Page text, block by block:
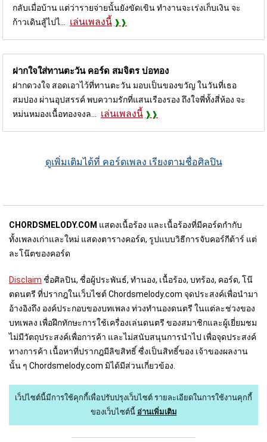
กลับเมื่อบ้าน แต่ว่ารายจ่ายนั้นยังขัดเขิน ทำงานจะเร่งเก็บเงิน จะ
ก้าวเดินสู้ไปไ... เล่นเพลงนี้
ฝากใจใส่ทานตะวัน คอร์ด สมจิตร บ่อทอง
ฝากดวงใจ สอดเอาไว้ที่ทานตะวัน มอบเป็นของขวัญ ในวันที่เธอ
สมปอง ผ่านอุปสรรค์ พบความรักที่แสนเรืองรอง ถึงใจพี่ทั้งสี่ห้อง จะ
หม่นหมองเนื้อทองจงล... เล่นเพลงนี้
ดูเพิ่มเติมได้ที่ คอร์ดเพลง เรียงตามชื่อศิลปิน
CHORDSMELODY.COM แสดงเนื้อร้อง และเนื้อร้องที่มีคอร์ดกำกับ
ทั้งเพลงเก่าและใหม่ แสดงตารางคอร์ด, รูปแบบวิธีการจับคอร์กีต้าร์ แต่
ละโน๊ตของคอร์ด
Disclaim ชื่อศิลปิน, ชื่อผู้ประพันธ์, ทำนอง, เนื้อร้อง, บทร้อง, คอร์ด, โน๊
ตดนตรี ที่ปรากฎในเว็บไชต์ Chordsmelody.com จุดประสงค์เพื่อนำมา
อ้างอิงถึง องค์ประกอบของบทเพลง ท่วงทำนองดนตรี ในแต่ละช่วงของ
บทเพลง เพื่อฝึกทักษะการใช้เครื่องเล่นดนตรี ของสมาชิกและผู้เยี่ยมชม
ไม่มีวัตถุประสงค์เพื่อการค้า และไม่สนับสนุนการนำไป เพื่อจุดประสงค์
ทางการค้า เนื้อหาที่ปรากฎมีลิขสิทธิ์ ซื่งเป็นสิทธิ์ของ เจ้าของผลงาน
นั้น ๆ Chordsmelody.com มิได้มีส่วนเกี่ยวข้อง.
เว็ปไซต์นี้มีการใช้คุกกี้เพื่อปรับปรุงเว็บไซต์ รายละเอียดในการใช้งานคุกกี้
ของเว็บไซต์นี้ อ่านเพิ่มเติม